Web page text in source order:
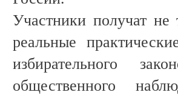
Участники получат
реальные
избирательного
общественного